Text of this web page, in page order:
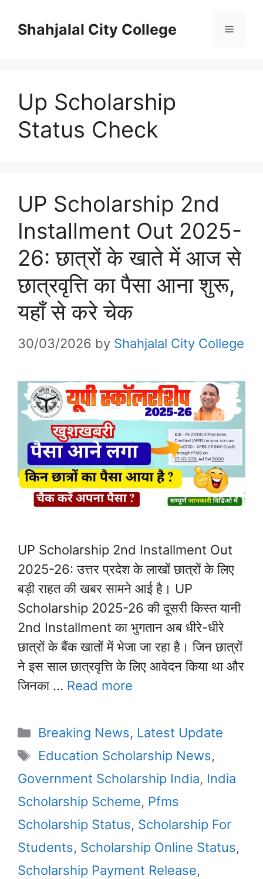
Shahjalal City College Menu
Up Scholarship
Status Check
UP Scholarship 2nd
Installment Out 2025-
26: छात्रों के खाते में आज से
छात्रवृत्ति का पैसा आना शुरू,
यहाँ से करे चेक
30/03/2026 by Shahjalal City College
UP Scholarship 2nd Installment Out
2025-26: उत्तर प्रदेश के लाखों छात्रों के लिए
बड़ी राहत की खबर सामने आई है। UP
Scholarship 2025-26 की दूसरी किस्त यानी
2nd Installment का भुगतान अब धीरे-धीरे
छात्रों के बैंक खातों में भेजा जा रहा है। जिन छात्रों
ने इस साल छात्रवृत्ति के लिए आवेदन किया था और
जिनका … Read more
Categories
Breaking News, Latest Update
Tags
Education Scholarship News,
Government Scholarship India, India
Scholarship Scheme, Pfms
Scholarship Status, Scholarship For
Students, Scholarship Online Status,
Scholarship Payment Release,